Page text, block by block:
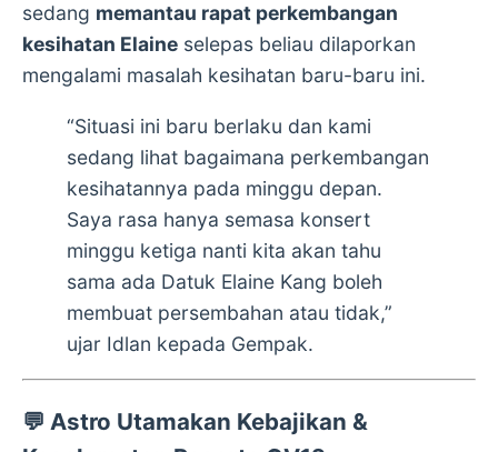
sedang memantau rapat perkembangan
kesihatan Elaine selepas beliau dilaporkan
mengalami masalah kesihatan baru-baru ini.
“Situasi ini baru berlaku dan kami
sedang lihat bagaimana perkembangan
kesihatannya pada minggu depan.
Saya rasa hanya semasa konsert
minggu ketiga nanti kita akan tahu
sama ada Datuk Elaine Kang boleh
membuat persembahan atau tidak,”
ujar Idlan kepada Gempak.
💬 Astro Utamakan Kebajikan &